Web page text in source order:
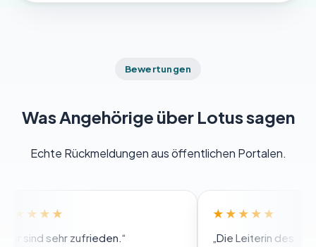
Bewertungen
Was Angehörige über Lotus sagen
Echte Rückmeldungen aus öffentlichen Portalen.
sind sehr zufrieden.“
★★★★★
„Die Leiterin des